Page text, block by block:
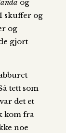
og
skuffer og
og
gjort
tett som
det et
kom fra
noe